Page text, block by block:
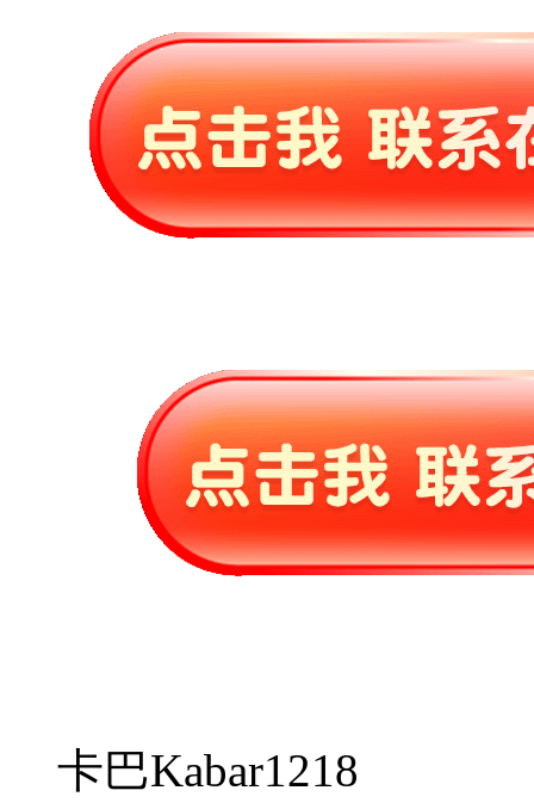
卡巴Kabar1218